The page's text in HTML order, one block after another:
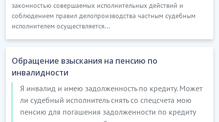
законностью совершаемых исполнительных действий и
соблюдением правил делопроизводства частным судебным
исполнителем осуществляется...
Обращение взыскания на пенсию по
инвалидности
Я инвалид и имею задолженность по кредиту. Может
ли судебный исполнитель снять со спецсчета мою
пенсию для погашения задолженности по кредиту